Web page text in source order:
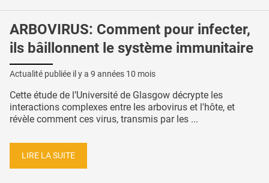
ARBOVIRUS: Comment pour infecter,
ils bâillonnent le système immunitaire
Actualité publiée il y a 9 années 10 mois
Cette étude de l’Université de Glasgow décrypte les
interactions complexes entre les arbovirus et l'hôte, et
révèle comment ces virus, transmis par les ...
LIRE LA SUITE